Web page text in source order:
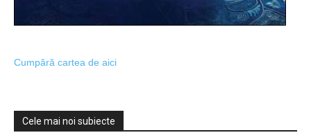
Cumpără cartea de aici
Cele mai noi subiecte